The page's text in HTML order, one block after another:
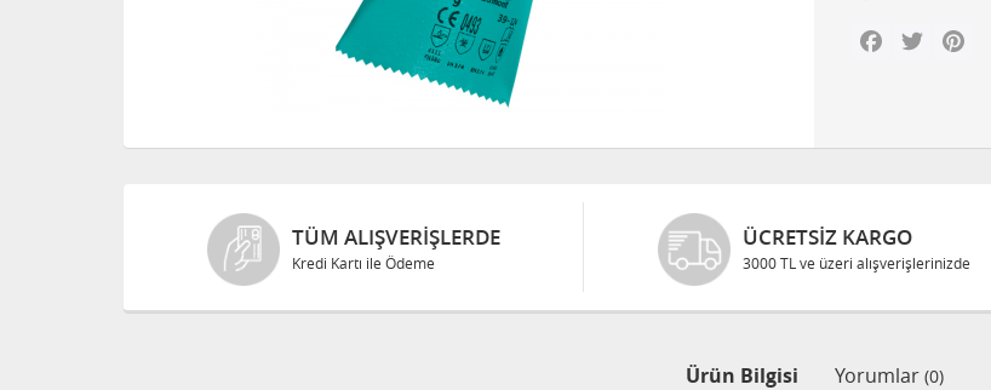
Facebook
Twitter
TÜM ALIŞVERIŞLERDE
Kredi Kartı ile Ödeme
ÜCRETSIZ KARGO
3000 TL ve üzeri alışverişlerinizde
Ürün Bilgisi Yorumlar (0)